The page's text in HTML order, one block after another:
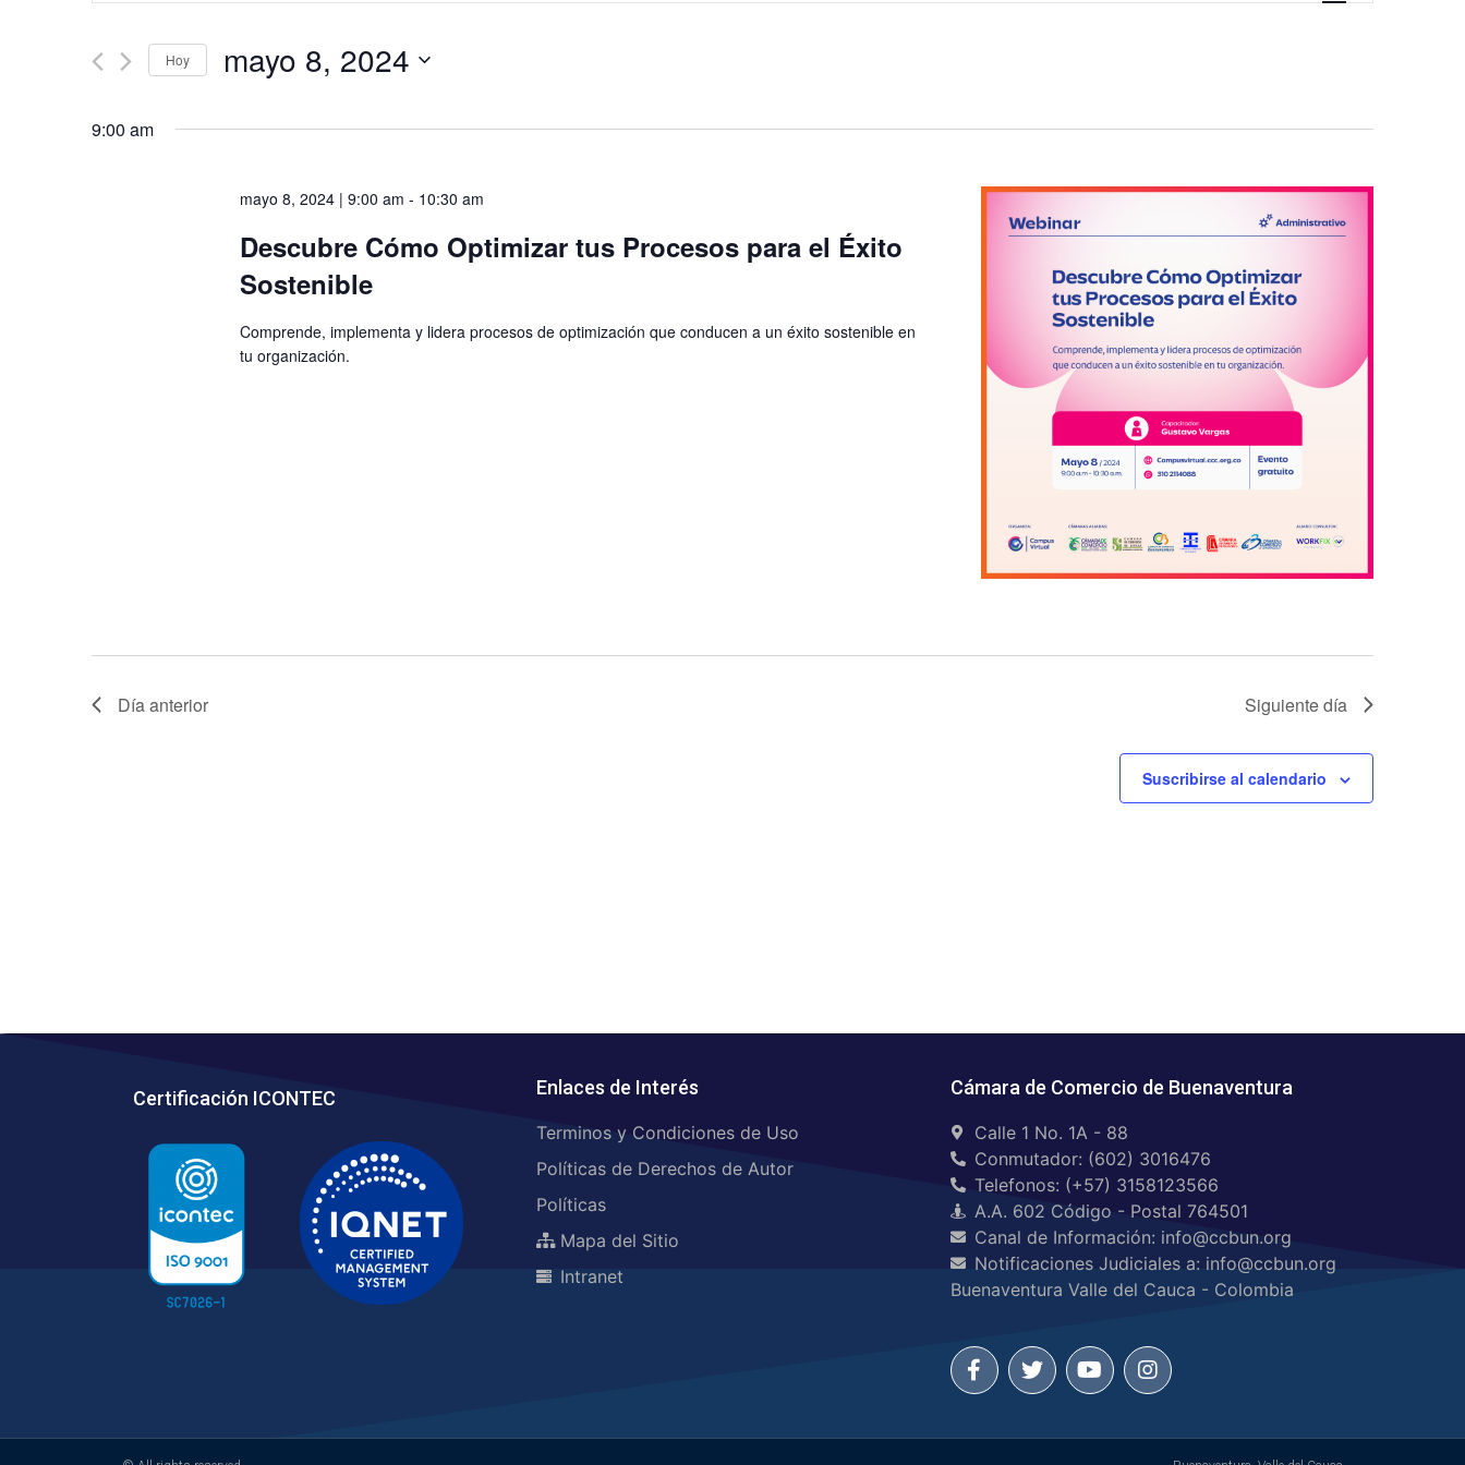
búsqueda
y
vistas
clave.
Eventos
para
la
Hoy mayo 8, 2024
9:00 am
mayo 8, 2024 | 9:00 am - 10:30 am
Descubre Cómo Optimizar tus Procesos para el Éxito
Sostenible
Comprende, implementa y lidera procesos de optimización que conducen a un éxito sostenible en
tu organización.
Día anterior Siguiente día
Suscribirse al calendario
Certificación ICONTEC Enlaces de Interés
Terminos y Condiciones de Uso
Políticas de Derechos de Autor
Políticas
Mapa del Sitio
Intranet
Cámara de Comercio de Buenaventura
Calle 1 No. 1A - 88
Conmutador: (602) 3016476
Telefonos: (+57) 3158123566
A.A. 602 Código - Postal 764501
Canal de Información: info@ccbun.org
Notificaciones Judiciales a: info@ccbun.org
Buenaventura Valle del Cauca - Colombia